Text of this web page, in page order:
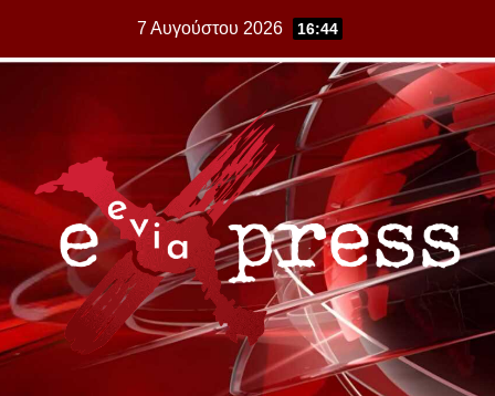
7 Αυγούστου 2026 16:44